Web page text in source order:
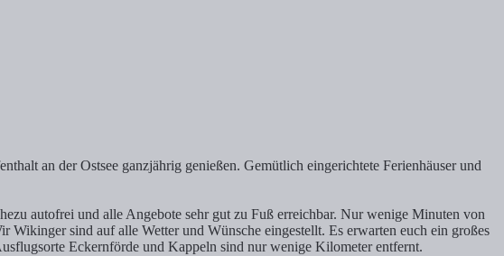
an der Ostsee ganzjährig genießen. Gemütlich eingerichtete Ferienhäuser und
autofrei und alle Angebote sehr gut zu Fuß erreichbar. Nur wenige Minuten von
sind auf alle Wetter und Wünsche eingestellt. Es erwarten euch ein großes
Eckernförde und Kappeln sind nur wenige Kilometer entfernt.